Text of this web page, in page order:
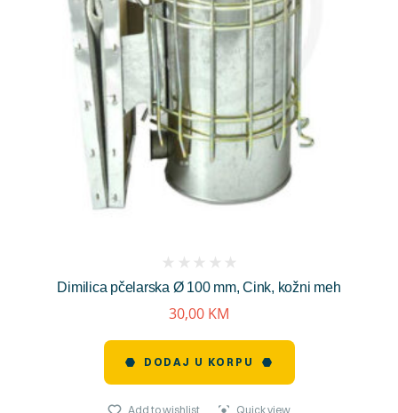
Dimilica pčelarska Ø 100 mm, Cink, kožni meh
reviews)
30,00 KM
DODAJ U KORPU
Add to wishlist Quick view